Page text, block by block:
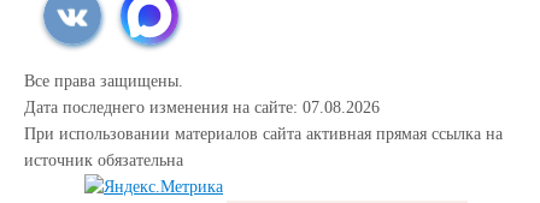
Все права защищены.
Дата последнего изменения на сайте: 07.08.2026
При использовании материалов сайта активная прямая ссылка на
источник обязательна